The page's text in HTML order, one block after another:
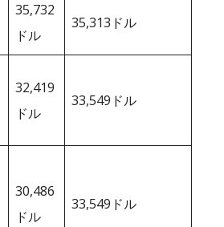
35,732
ドル
35,313ドル
32,419
ドル
33,549ドル
30,486
ドル
33,549ドル